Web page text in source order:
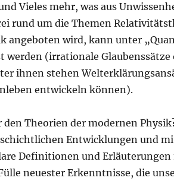
Vieles mehr, was aus
rund um die Themen
angeboten wird, kann unter
werden (irrationale
ihnen stehen
entwickeln können).
Theorien der modernen
Entwicklungen und
Definitionen und
neuester Erkenntnisse, die